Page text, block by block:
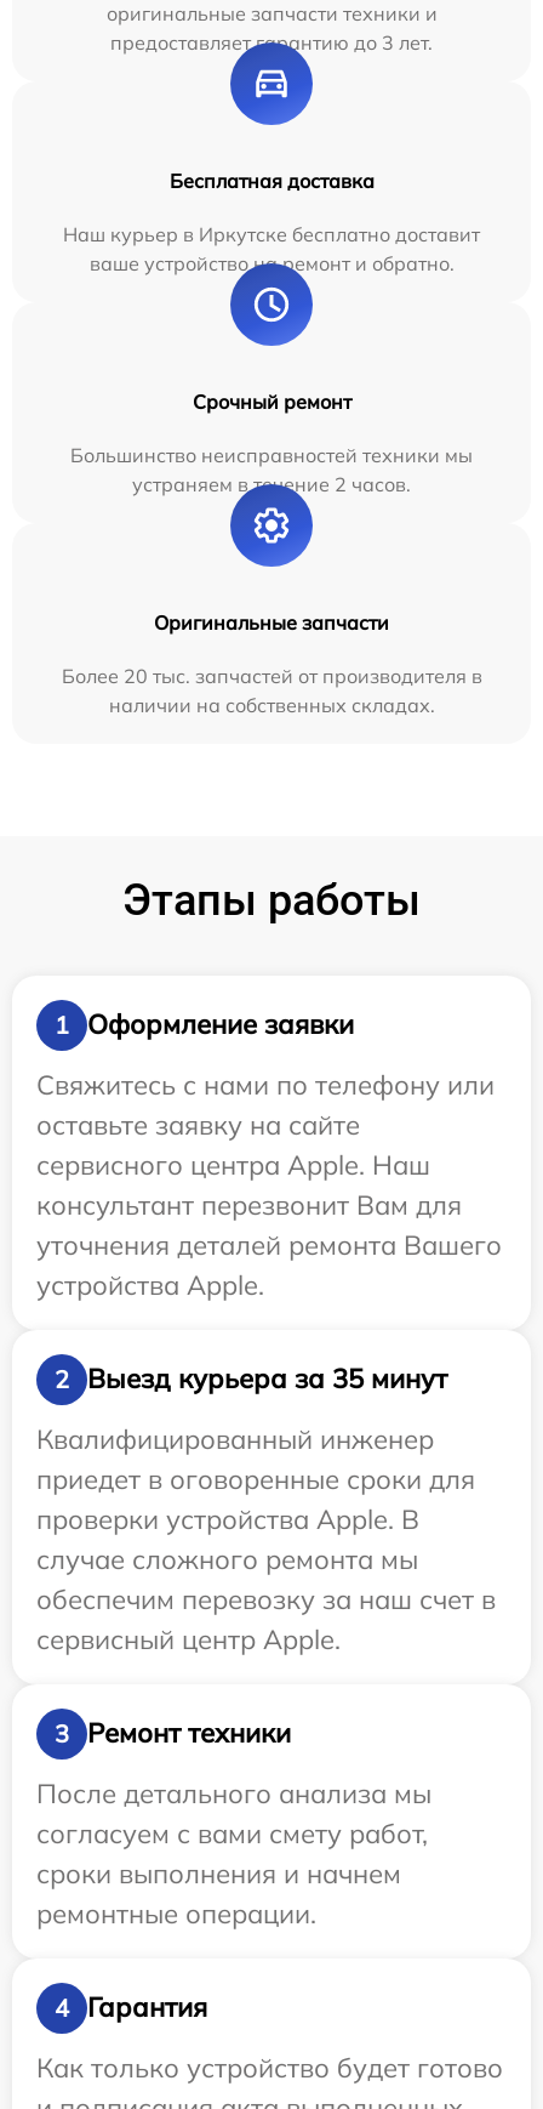
оригинальные запчасти техники и
предоставляет гарантию до 3 лет.
Бесплатная доставка
Наш курьер в Иркутске бесплатно доставит
ваше устройство на ремонт и обратно.
Срочный ремонт
Большинство неисправностей техники мы
устраняем в течение 2 часов.
Оригинальные запчасти
Более 20 тыс. запчастей от производителя в
наличии на собственных складах.
Этапы работы
1
Оформление заявки
Свяжитесь с нами по телефону или
оставьте заявку на сайте
сервисного центра Apple. Наш
консультант перезвонит Вам для
уточнения деталей ремонта Вашего
устройства Apple.
2
Выезд курьера за 35 минут
Квалифицированный инженер
приедет в оговоренные сроки для
проверки устройства Apple. В
случае сложного ремонта мы
обеспечим перевозку за наш счет в
сервисный центр Apple.
3
Ремонт техники
После детального анализа мы
согласуем с вами смету работ,
сроки выполнения и начнем
ремонтные операции.
4
Гарантия
Как только устройство будет готово